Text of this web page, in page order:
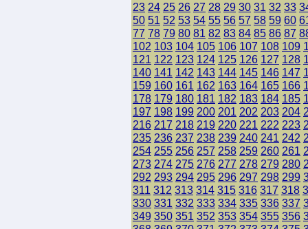
23 24 25 26 27 28 29 30 31 32 33
50 51 52 53 54 55 56 57 58 59 60
77 78 79 80 81 82 83 84 85 86 87
102 103 104 105 106 107 108 109
121 122 123 124 125 126 127 128
140 141 142 143 144 145 146 147
159 160 161 162 163 164 165 166
178 179 180 181 182 183 184 185
197 198 199 200 201 202 203 204
216 217 218 219 220 221 222 223
235 236 237 238 239 240 241 242
254 255 256 257 258 259 260 261
273 274 275 276 277 278 279 280
292 293 294 295 296 297 298 299
311 312 313 314 315 316 317 318
330 331 332 333 334 335 336 337
349 350 351 352 353 354 355 356